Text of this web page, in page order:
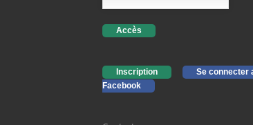
Accès
Inscription
Se connecter
Facebook